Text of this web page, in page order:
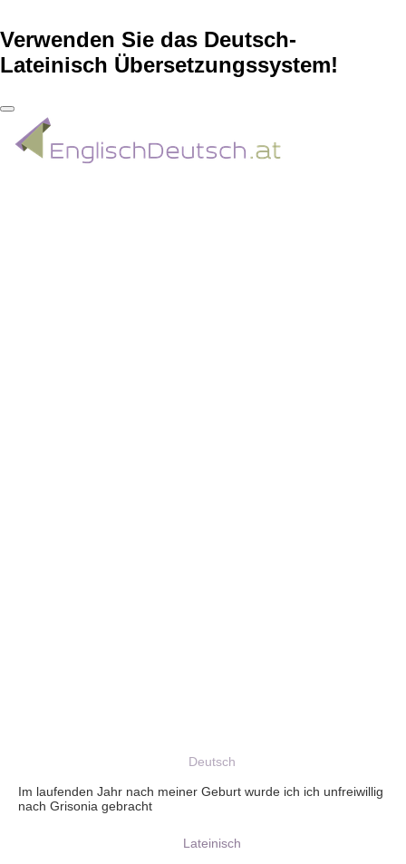
Verwenden Sie das Deutsch-
Lateinisch Übersetzungssystem!
Deutsch
Im laufenden Jahr nach meiner Geburt wurde ich ich unfreiwillig
nach Grisonia gebracht
Lateinisch